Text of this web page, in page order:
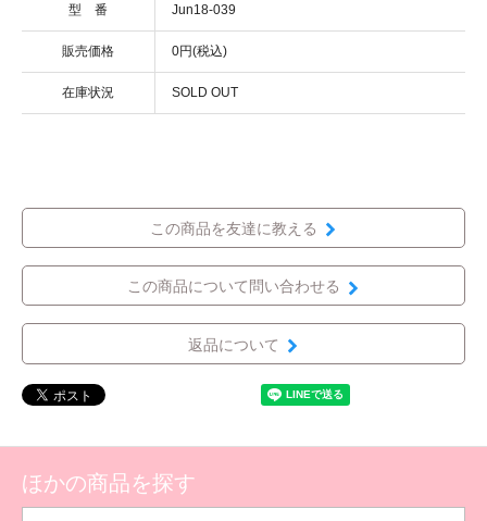
型 番 Jun18-039
販売価格 0円(税込)
在庫状況 SOLD OUT
この商品を友達に教える
この商品について問い合わせる
返品について
ほかの商品を探す